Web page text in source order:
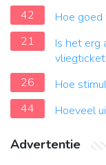
42
Hoe
21
Is het erg
26
Hoe
44
Hoeveel
Advertentie